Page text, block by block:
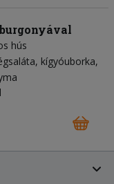
hús
kígyóuborka